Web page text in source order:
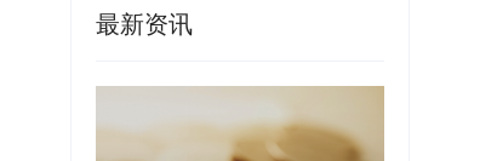
最新资讯